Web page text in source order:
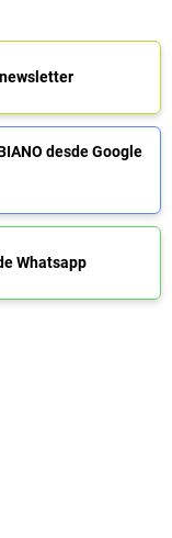
desde Google
Whatsapp